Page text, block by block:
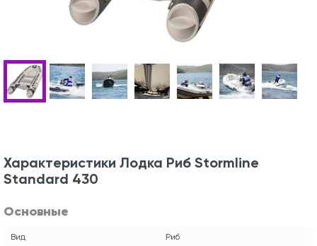
Характеристики Лодка Риб Stormline
Standard 430
Основные
Вид Риб